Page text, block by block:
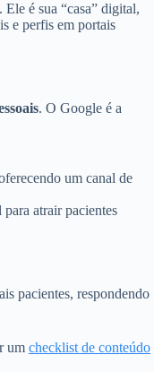
é sua “casa” digital,
e perfis em portais
. O Google é a
um canal de
para atrair pacientes
pacientes, respondendo
um checklist de conteúdo